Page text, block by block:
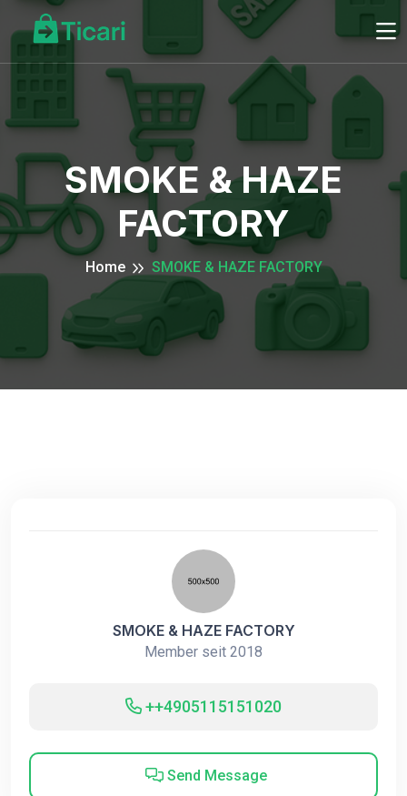
SMOKE & HAZE
FACTORY
Home SMOKE & HAZE FACTORY
SMOKE & HAZE FACTORY
Member seit 2018
++4905115151020
Send Message